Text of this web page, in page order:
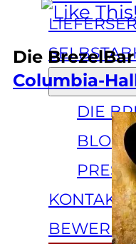
ÜBER UNS
DIE
BLOG
KONTAKT
Die
Columbia-